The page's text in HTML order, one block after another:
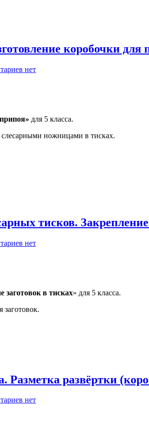
коробочки для
нет
для 5 класса.
ножницами в тисках.
тисков.
нет
заготовок в тисках» для 5 класса.
Разметка развёртки
нет